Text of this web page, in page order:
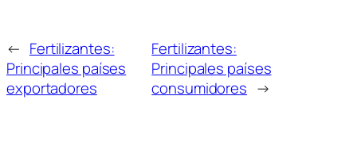
← Fertilizantes:
Principales países
exportadores
Fertilizantes:
Principales países
consumidores →